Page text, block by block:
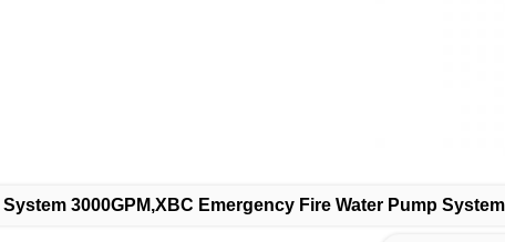
3000GPM,XBC Emergency Fire Water Pump